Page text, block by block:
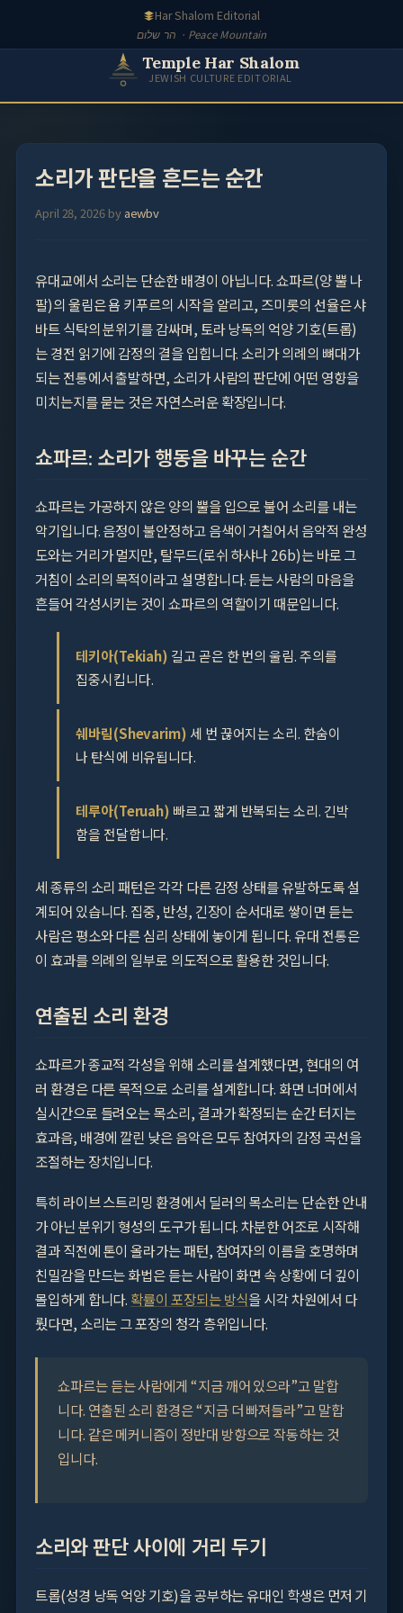
Har Shalom Editorial
הר שלום · Peace Mountain
Temple Har Shalom
JEWISH CULTURE EDITORIAL
소리가 판단을 흔드는 순간
April 28, 2026 by aewbv
유대교에서 소리는 단순한 배경이 아닙니다. 쇼파르(양 뿔 나
팔)의 울림은 욤 키푸르의 시작을 알리고, 즈미롯의 선율은 샤
바트 식탁의 분위기를 감싸며, 토라 낭독의 억양 기호(트롭)
는 경전 읽기에 감정의 결을 입힙니다. 소리가 의례의 뼈대가
되는 전통에서 출발하면, 소리가 사람의 판단에 어떤 영향을
미치는지를 묻는 것은 자연스러운 확장입니다.
쇼파르: 소리가 행동을 바꾸는 순간
쇼파르는 가공하지 않은 양의 뿔을 입으로 불어 소리를 내는
악기입니다. 음정이 불안정하고 음색이 거칠어서 음악적 완성
도와는 거리가 멀지만, 탈무드(로쉬 하샤나 26b)는 바로 그
거침이 소리의 목적이라고 설명합니다. 듣는 사람의 마음을
흔들어 각성시키는 것이 쇼파르의 역할이기 때문입니다.
테키아(Tekiah) 길고 곧은 한 번의 울림. 주의를
집중시킵니다.
쉐바림(Shevarim) 세 번 끊어지는 소리. 한숨이
나 탄식에 비유됩니다.
테루아(Teruah) 빠르고 짧게 반복되는 소리. 긴박
함을 전달합니다.
세 종류의 소리 패턴은 각각 다른 감정 상태를 유발하도록 설
계되어 있습니다. 집중, 반성, 긴장이 순서대로 쌓이면 듣는
사람은 평소와 다른 심리 상태에 놓이게 됩니다. 유대 전통은
이 효과를 의례의 일부로 의도적으로 활용한 것입니다.
연출된 소리 환경
쇼파르가 종교적 각성을 위해 소리를 설계했다면, 현대의 여
러 환경은 다른 목적으로 소리를 설계합니다. 화면 너머에서
실시간으로 들려오는 목소리, 결과가 확정되는 순간 터지는
효과음, 배경에 깔린 낮은 음악은 모두 참여자의 감정 곡선을
조절하는 장치입니다.
특히 라이브 스트리밍 환경에서 딜러의 목소리는 단순한 안내
가 아닌 분위기 형성의 도구가 됩니다. 차분한 어조로 시작해
결과 직전에 톤이 올라가는 패턴, 참여자의 이름을 호명하며
친밀감을 만드는 화법은 듣는 사람이 화면 속 상황에 더 깊이
몰입하게 합니다. 확률이 포장되는 방식을 시각 차원에서 다
뤘다면, 소리는 그 포장의 청각 층위입니다.
쇼파르는 듣는 사람에게 “지금 깨어 있으라”고 말합
니다. 연출된 소리 환경은 “지금 더 빠져들라”고 말합
니다. 같은 메커니즘이 정반대 방향으로 작동하는 것
입니다.
소리와 판단 사이에 거리 두기
트롭(성경 낭독 억양 기호)을 공부하는 유대인 학생은 먼저 기